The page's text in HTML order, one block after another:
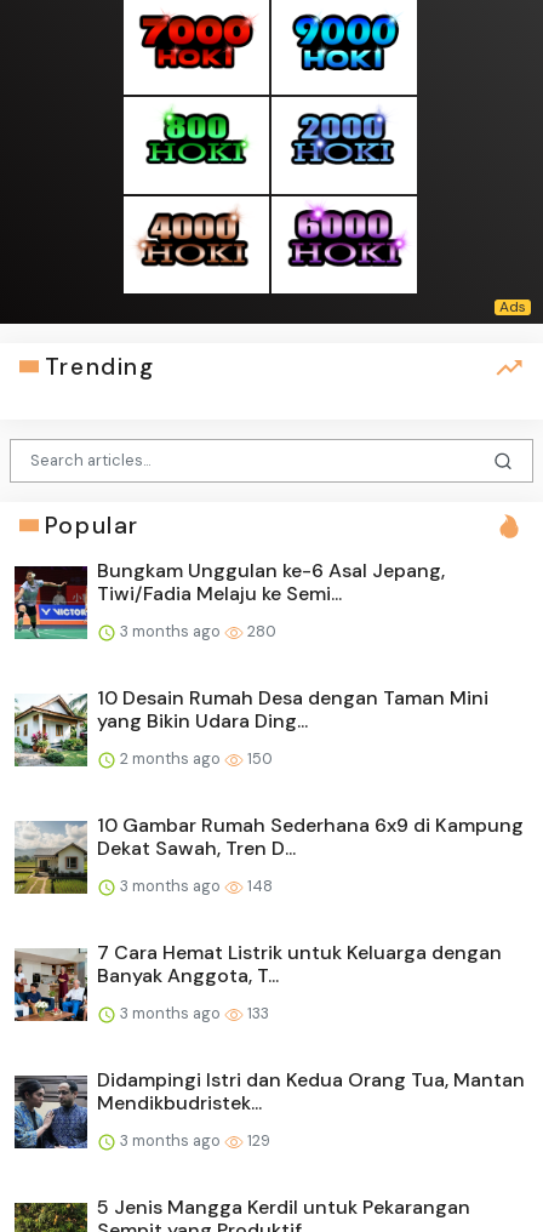
Trending
Popular
Bungkam Unggulan ke-6 Asal Jepang,
Tiwi/Fadia Melaju ke Semi...
3 months ago 280
10 Desain Rumah Desa dengan Taman Mini
yang Bikin Udara Ding...
2 months ago 150
10 Gambar Rumah Sederhana 6x9 di Kampung
Dekat Sawah, Tren D...
3 months ago 148
7 Cara Hemat Listrik untuk Keluarga dengan
Banyak Anggota, T...
3 months ago 133
Didampingi Istri dan Kedua Orang Tua, Mantan
Mendikbudristek...
3 months ago 129
5 Jenis Mangga Kerdil untuk Pekarangan